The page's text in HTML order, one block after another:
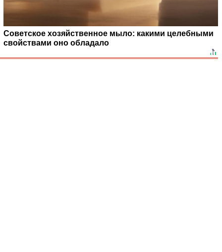
Советское хозяйственное мыло: какими целебными
свойствами оно обладало